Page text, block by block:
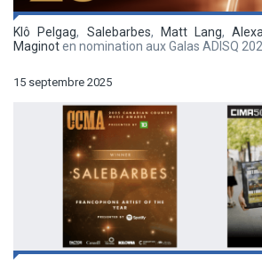
Klô Pelgag, Salebarbes, Matt Lang,
Maginoten nomination aux Galas ADISQ
15 septembre 2025